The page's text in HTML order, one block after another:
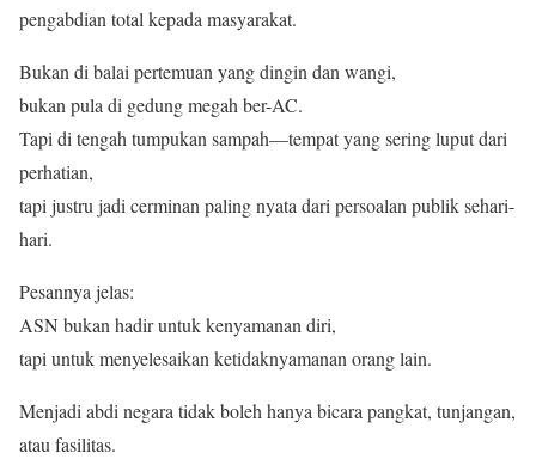
pengabdian total kepada masyarakat.
Bukan di balai pertemuan yang dingin dan wangi,
bukan pula di gedung megah ber-AC.
Tapi di tengah tumpukan sampah—tempat yang sering luput dari
perhatian,
tapi justru jadi cerminan paling nyata dari persoalan publik sehari-
hari.
Pesannya jelas:
ASN bukan hadir untuk kenyamanan diri,
tapi untuk menyelesaikan ketidaknyamanan orang lain.
Menjadi abdi negara tidak boleh hanya bicara pangkat, tunjangan,
atau fasilitas.